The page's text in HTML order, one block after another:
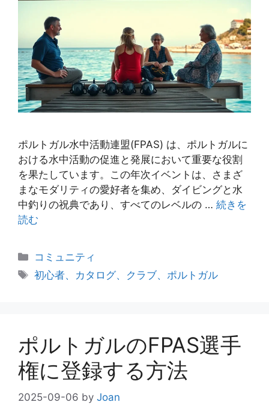
ポルトガル水中活動連盟(FPAS) は、ポルトガルに
おける水中活動の促進と発展において重要な役割
を果たしています。この年次イベントは、さまざ
まなモダリティの愛好者を集め、ダイビングと水
中釣りの祝典であり、すべてのレベルの … 続きを
読む
カ
テ
コミュニティ
タ
初心者、カタログ、クラブ、ポルトガル
ポルトガルのFPAS選手
権に登録する方法
2025-09-06 by Joan